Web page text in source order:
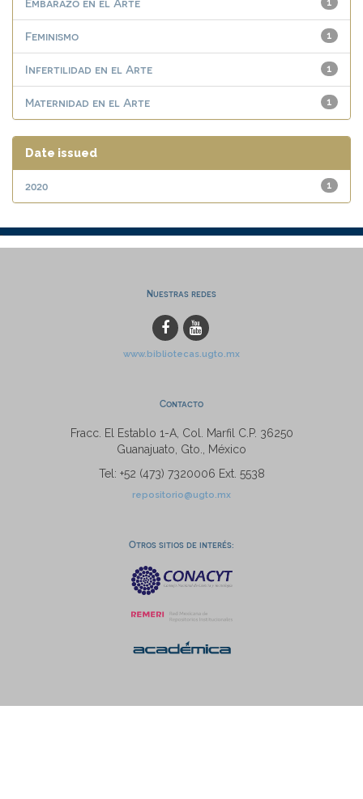
1
Embarazo en el Arte
1
Feminismo
1
Infertilidad en el Arte
1
Maternidad en el Arte
Date issued
1
2020
Nuestras redes
www.bibliotecas.ugto.mx
Contacto
Fracc. El Establo 1-A, Col. Marfil C.P. 36250
Guanajuato, Gto., México
Tel: +52 (473) 7320006 Ext. 5538
repositorio@ugto.mx
Otros sitios de interés: